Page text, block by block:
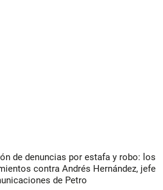
de denuncias por estafa y robo: los
contra Andrés Hernández, jefe
de Petro